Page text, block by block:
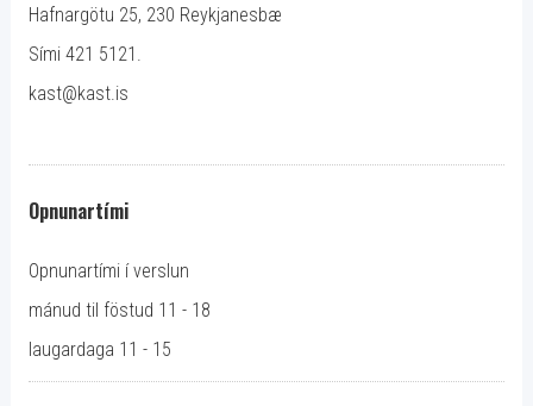
Hafnargötu 25, 230 Reykjanesbæ
Sími 421 5121.
kast@kast.is
Opnunartími
Opnunartími í verslun
mánud til föstud 11 - 18
laugardaga 11 - 15